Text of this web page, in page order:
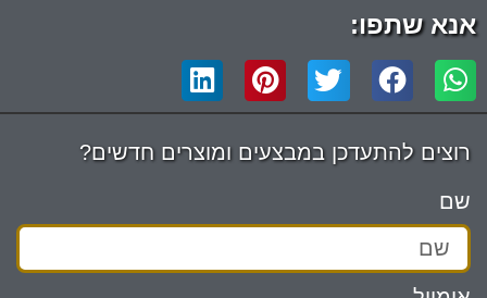
אנא שתפו:
רוצים להתעדכן במבצעים ומוצרים חדשים?
שם